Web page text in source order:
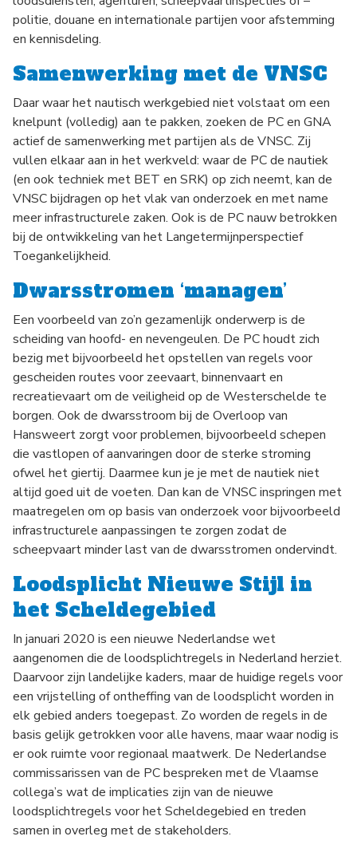
politie, douane en internationale partijen voor afstemming
en kennisdeling.
Samenwerking met de VNSC
Daar waar het nautisch werkgebied niet volstaat om een
knelpunt (volledig) aan te pakken, zoeken de PC en GNA
actief de samenwerking met partijen als de VNSC. Zij
vullen elkaar aan in het werkveld: waar de PC de nautiek
(en ook techniek met BET en SRK) op zich neemt, kan de
VNSC bijdragen op het vlak van onderzoek en met name
meer infrastructurele zaken. Ook is de PC nauw betrokken
bij de ontwikkeling van het Langetermijnperspectief
Toegankelijkheid.
Dwarsstromen ‘managen’
Een voorbeeld van zo’n gezamenlijk onderwerp is de
scheiding van hoofd- en nevengeulen. De PC houdt zich
bezig met bijvoorbeeld het opstellen van regels voor
gescheiden routes voor zeevaart, binnenvaart en
recreatievaart om de veiligheid op de Westerschelde te
borgen. Ook de dwarsstroom bij de Overloop van
Hansweert zorgt voor problemen, bijvoorbeeld schepen
die vastlopen of aanvaringen door de sterke stroming
ofwel het giertij. Daarmee kun je je met de nautiek niet
altijd goed uit de voeten. Dan kan de VNSC inspringen met
maatregelen om op basis van onderzoek voor bijvoorbeeld
infrastructurele aanpassingen te zorgen zodat de
scheepvaart minder last van de dwarsstromen ondervindt.
Loodsplicht Nieuwe Stijl in
het Scheldegebied
In januari 2020 is een nieuwe Nederlandse wet
aangenomen die de loodsplichtregels in Nederland herziet.
Daarvoor zijn landelijke kaders, maar de huidige regels voor
een vrijstelling of ontheffing van de loodsplicht worden in
elk gebied anders toegepast. Zo worden de regels in de
basis gelijk getrokken voor alle havens, maar waar nodig is
er ook ruimte voor regionaal maatwerk. De Nederlandse
commissarissen van de PC bespreken met de Vlaamse
collega’s wat de implicaties zijn van de nieuwe
loodsplichtregels voor het Scheldegebied en treden
samen in overleg met de stakeholders.